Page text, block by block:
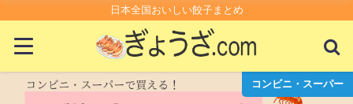
日本全国おいしい餃子まとめ
外国の餃子